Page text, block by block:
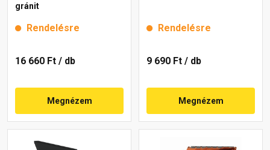
gránit
Rendelésre
16 660 Ft / db
Megnézem
Rendelésre
9 690 Ft / db
Megnézem